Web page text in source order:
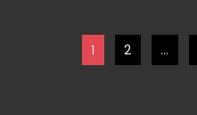
1 2 …